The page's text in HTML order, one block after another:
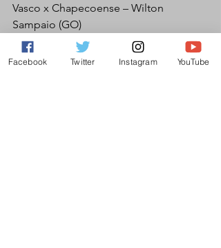
Vasco x Chapecoense – Wilton
Sampaio (GO)
Cruzeiro x Coritiba – Bruno Arleu (RJ)
Botafogo
Facebook Twitter Instagram YouTube